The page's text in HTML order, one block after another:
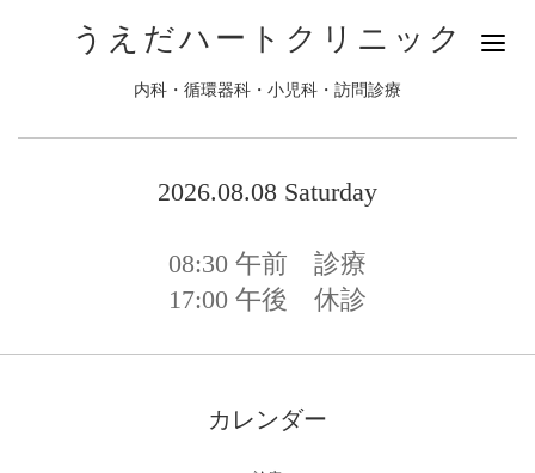
うえだハートクリニック
内科・循環器科・小児科・訪問診療
2026.08.08 Saturday
08:30 午前 診療
17:00 午後 休診
カレンダー